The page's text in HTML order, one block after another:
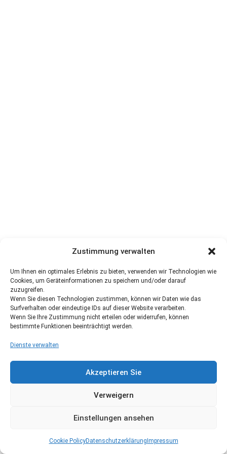
Zustimmung verwalten
Um Ihnen ein optimales Erlebnis zu bieten, verwenden wir Technologien wie
Cookies, um Geräteinformationen zu speichern und/oder darauf
zuzugreifen.
Wenn Sie diesen Technologien zustimmen, können wir Daten wie das
Surfverhalten oder eindeutige IDs auf dieser Website verarbeiten.
Wenn Sie Ihre Zustimmung nicht erteilen oder widerrufen, können
bestimmte Funktionen beeinträchtigt werden.
Dienste verwalten
Akzeptieren Sie
Verweigern
Einstellungen ansehen
Cookie PolicyDatenschutzerklärung Impressum